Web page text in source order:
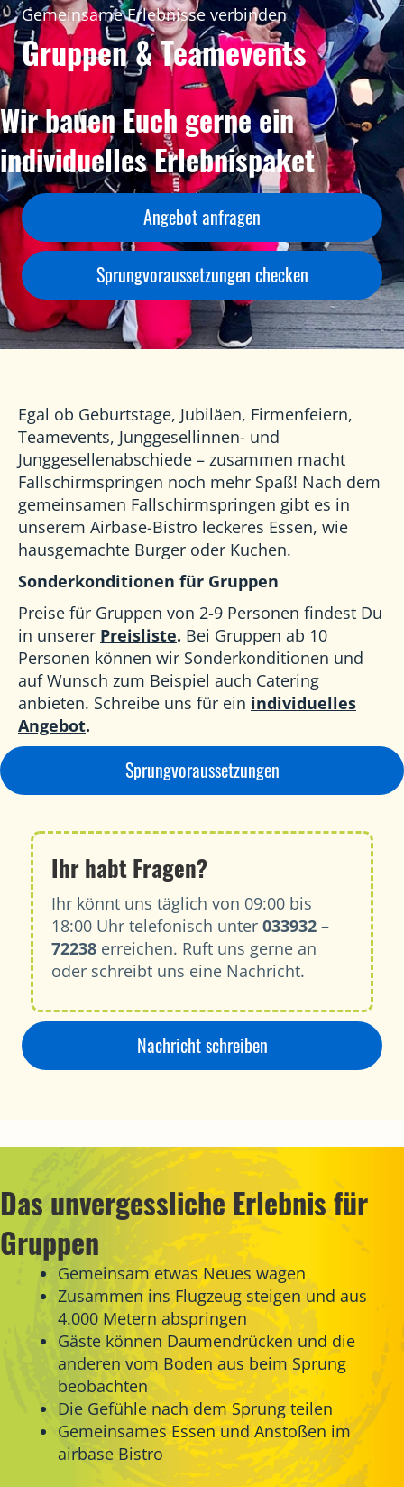
Gemeinsame Erlebnisse verbinden
Gruppen & Teamevents
Wir bauen Euch gerne ein
individuelles Erlebnispaket
Angebot anfragen
Sprungvoraussetzungen checken
Egal ob Geburtstage, Jubiläen, Firmenfeiern,
Teamevents, Junggesellinnen- und
Junggesellenabschiede – zusammen macht
Fallschirmspringen noch mehr Spaß! Nach dem
gemeinsamen Fallschirmspringen gibt es in
unserem Airbase-Bistro leckeres Essen, wie
hausgemachte Burger oder Kuchen.
Sonderkonditionen für Gruppen
Preise für Gruppen von 2-9 Personen findest Du
in unserer Preisliste. Bei Gruppen ab 10
Personen können wir Sonderkonditionen und
auf Wunsch zum Beispiel auch Catering
anbieten. Schreibe uns für ein individuelles
Angebot.
Sprungvoraussetzungen
Ihr habt Fragen?
Ihr könnt uns täglich von 09:00 bis
18:00 Uhr telefonisch unter 033932 –
72238 erreichen. Ruft uns gerne an
oder schreibt uns eine Nachricht.
Nachricht schreiben
Das unvergessliche Erlebnis für
Gruppen
Gemeinsam etwas Neues wagen
Zusammen ins Flugzeug steigen und aus
4.000 Metern abspringen
Gäste können Daumendrücken und die
anderen vom Boden aus beim Sprung
beobachten
Die Gefühle nach dem Sprung teilen
Gemeinsames Essen und Anstoßen im
airbase Bistro